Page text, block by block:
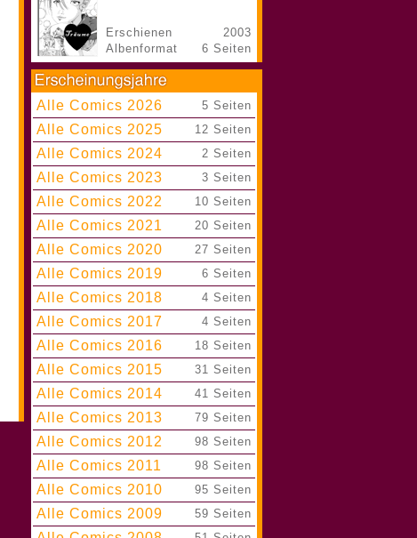
Erschienen
Albenformat
2003
6 Seiten
Alle Comics 2026 5 Seiten
Alle Comics 2025 12 Seiten
Alle Comics 2024 2 Seiten
Alle Comics 2023 3 Seiten
Alle Comics 2022 10 Seiten
Alle Comics 2021 20 Seiten
Alle Comics 2020 27 Seiten
Alle Comics 2019 6 Seiten
Alle Comics 2018 4 Seiten
Alle Comics 2017 4 Seiten
Alle Comics 2016 18 Seiten
Alle Comics 2015 31 Seiten
Alle Comics 2014 41 Seiten
Alle Comics 2013 79 Seiten
Alle Comics 2012 98 Seiten
Alle Comics 2011 98 Seiten
Alle Comics 2010 95 Seiten
Alle Comics 2009 59 Seiten